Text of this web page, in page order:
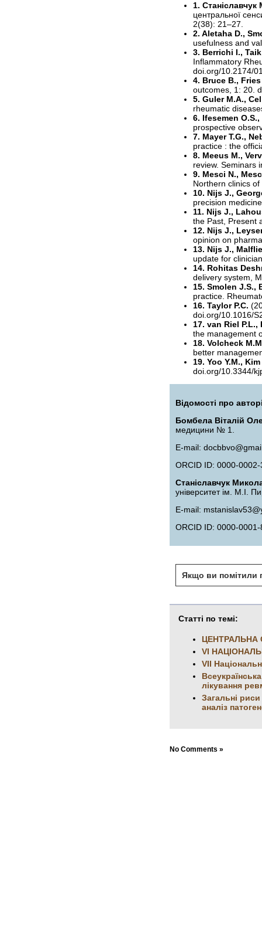
1.
центральної
2(38): 21–27.
2. Aletaha D.,
usefulness and
3. Berrichi I.,
Inflammatory
doi.org/10.2174/
4. Bruce B.,
outcomes, 1: 20.
5. Guler M.A.,
rheumatic
6. Ifesemen
prospective
7. Mayer T.G.,
practice : the
8. Meeus M.,
review. Seminars
9. Mesci N.,
Northern clinics
10. Nijs J.,
precision
11. Nijs J.,
the Past, Present
12. Nijs J.,
opinion on
13. Nijs J.,
update for
14. Rohitas
delivery system,
15. Smolen J.S.,
practice.
16. Taylor P.C.
doi.org/10.1016/
17. van Riel
the management
18. Volcheck
better
19. Yoo Y.M.,
doi.org/10.3344/
Відомості про
Бомбела Віталій
медицини № 1.
E-mail:
ORCID ID: 0000-
Станіславчук
університет ім. М.І.
E-mail:
ORCID ID: 0000-
Якщо ви помітили
Статті по темі:
ЦЕНТРАЛЬНА
VI
VII
лікування
Загальні
аналіз
No Comments »